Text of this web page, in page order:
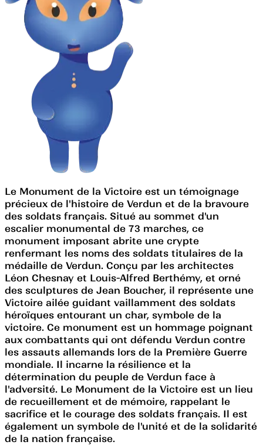
Le Monument de la Victoire est un témoignage
précieux de l'histoire de Verdun et de la bravoure
des soldats français. Situé au sommet d'un
escalier monumental de 73 marches, ce
monument imposant abrite une crypte
renfermant les noms des soldats titulaires de la
médaille de Verdun. Conçu par les architectes
Léon Chesnay et Louis-Alfred Berthémy, et orné
des sculptures de Jean Boucher, il représente une
Victoire ailée guidant vaillamment des soldats
héroïques entourant un char, symbole de la
victoire. Ce monument est un hommage poignant
aux combattants qui ont défendu Verdun contre
les assauts allemands lors de la Première Guerre
mondiale. Il incarne la résilience et la
détermination du peuple de Verdun face à
l'adversité. Le Monument de la Victoire est un lieu
de recueillement et de mémoire, rappelant le
sacrifice et le courage des soldats français. Il est
également un symbole de l'unité et de la solidarité
de la nation française.